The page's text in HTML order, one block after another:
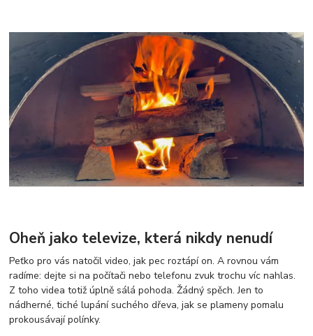
Oheň jako televize, která nikdy nenudí
Peťko pro vás natočil video, jak pec roztápí on. A rovnou vám
radíme: dejte si na počítači nebo telefonu zvuk trochu víc nahlas.
Z toho videa totiž úplně sálá pohoda. Žádný spěch. Jen to
nádherné, tiché lupání suchého dřeva, jak se plameny pomalu
prokousávají polínky.